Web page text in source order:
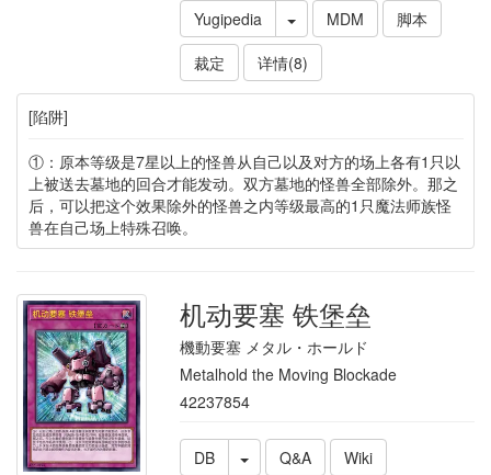
Yugipedia
MDM
脚本
裁定
详情(8)
[陷阱]
①：原本等级是7星以上的怪兽从自己以及对方的场上各有1只以
上被送去墓地的回合才能发动。双方墓地的怪兽全部除外。那之
后，可以把这个效果除外的怪兽之内等级最高的1只魔法师族怪
兽在自己场上特殊召唤。
机动要塞 铁堡垒
機動要塞 メタル・ホールド
Metalhold the Moving Blockade
42237854
DB Q&A
Wiki